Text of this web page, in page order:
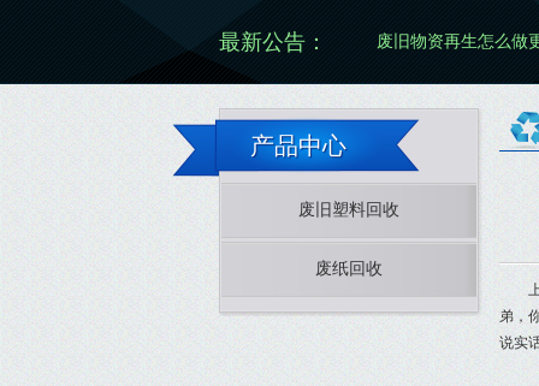
最新公告：废旧物资再生怎么做更规范有效
产品中心
废旧塑料回收
废纸回收
弟，
说实